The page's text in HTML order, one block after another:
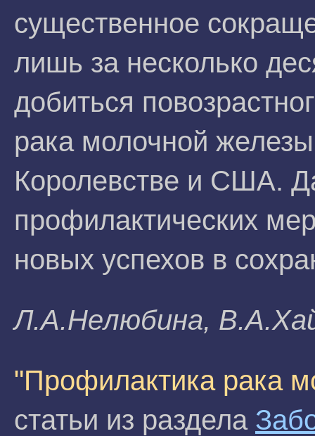
существенное
лишь за несколько
добиться
рака молочной
Королевстве и США.
профилактических
новых успехов в
Л.A.Heлюбинa,
"Профилактика рака
статьи из раздела